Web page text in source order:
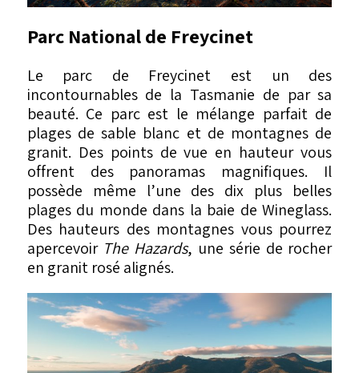
Parc National de Freycinet
Le parc de Freycinet est un des
incontournables de la Tasmanie de par sa
beauté. Ce parc est le mélange parfait de
plages de sable blanc et de montagnes de
granit. Des points de vue en hauteur vous
offrent des panoramas magnifiques. Il
possède même l’une des dix plus belles
plages du monde dans la baie de Wineglass.
Des hauteurs des montagnes vous pourrez
apercevoir The Hazards, une série de rocher
en granit rosé alignés.